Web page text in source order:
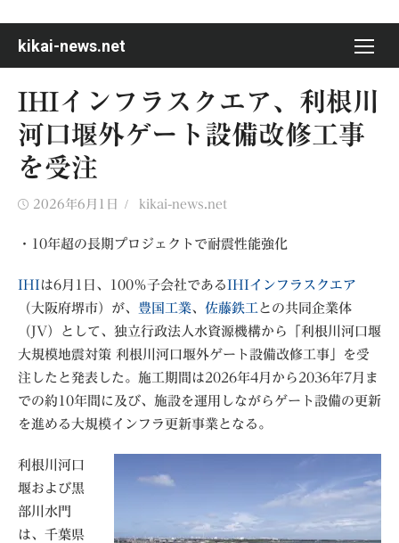
content
kikai-news.net
IHIインフラスクエア、利根川
河口堰外ゲート設備改修工事
を受注
Posted
2026年6月1日 Author
kikai-news.net
・10年超の長期プロジェクトで耐震性能強化
IHI は6月1日、100％子会社である IHIインフラスクエア
（大阪府堺市）が、 豊国工業、 佐藤鉄工 との共同企業体
（JV）として、独立行政法人水資源機構から「利根川河口堰
大規模地震対策 利根川河口堰外ゲート設備改修工事」を受
注したと発表した。施工期間は2026年4月から2036年7月ま
での約10年間に及び、施設を運用しながらゲート設備の更新
を進める大規模インフラ更新事業となる。
利根川河口
堰および黒
部川水門
は、千葉県